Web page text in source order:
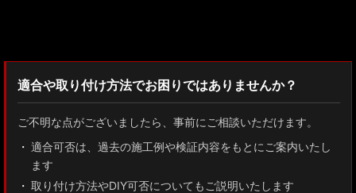
適合や取り付け方法でお困りではありませんか？
ご不明な点がございましたら、事前にご相談いただけます。
適合可否は、過去の施工例や検証内容をもとにご案内いたし
ます
取り付け方法やDIY可否についてもご説明いたします